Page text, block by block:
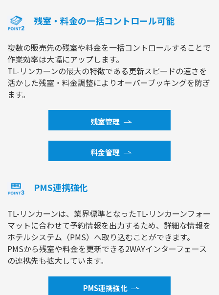
残室・料金の一括コントロール可能
複数の販売先の残室や料金を一括コントロールすることで
作業効率は大幅にアップします。
TL-リンカーンの最大の特徴である更新スピードの速さを
活かした残室・料金調整によりオーバーブッキングを防ぎ
ます。
残室管理
料金管理
PMS連携強化
TL-リンカーンは、業界標準となったTL-リンカーンフォー
マットに合わせて予約情報を出力するため、詳細な情報を
ホテルシステム（PMS）へ取り込むことができます。
PMSから残室や料金を更新できる2WAYインターフェース
の連携先も拡大しています。
PMS連携強化